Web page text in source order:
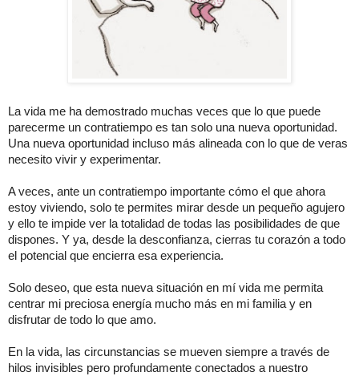
La vida me ha demostrado muchas veces que lo que puede
parecerme un contratiempo es tan solo una nueva oportunidad.
Una nueva oportunidad incluso más alineada con lo que de veras
necesito vivir y experimentar.
A veces, ante un contratiempo importante cómo el que ahora
estoy viviendo, solo te permites mirar desde un pequeño agujero
y ello te impide ver la totalidad de todas las posibilidades de que
dispones. Y ya, desde la desconfianza, cierras tu corazón a todo
el potencial que encierra esa experiencia.
Solo deseo, que esta nueva situación en mí vida me permita
centrar mi preciosa energía mucho más en mi familia y en
disfrutar de todo lo que amo.
En la vida, las circunstancias se mueven siempre a través de
hilos invisibles pero profundamente conectados a nuestro